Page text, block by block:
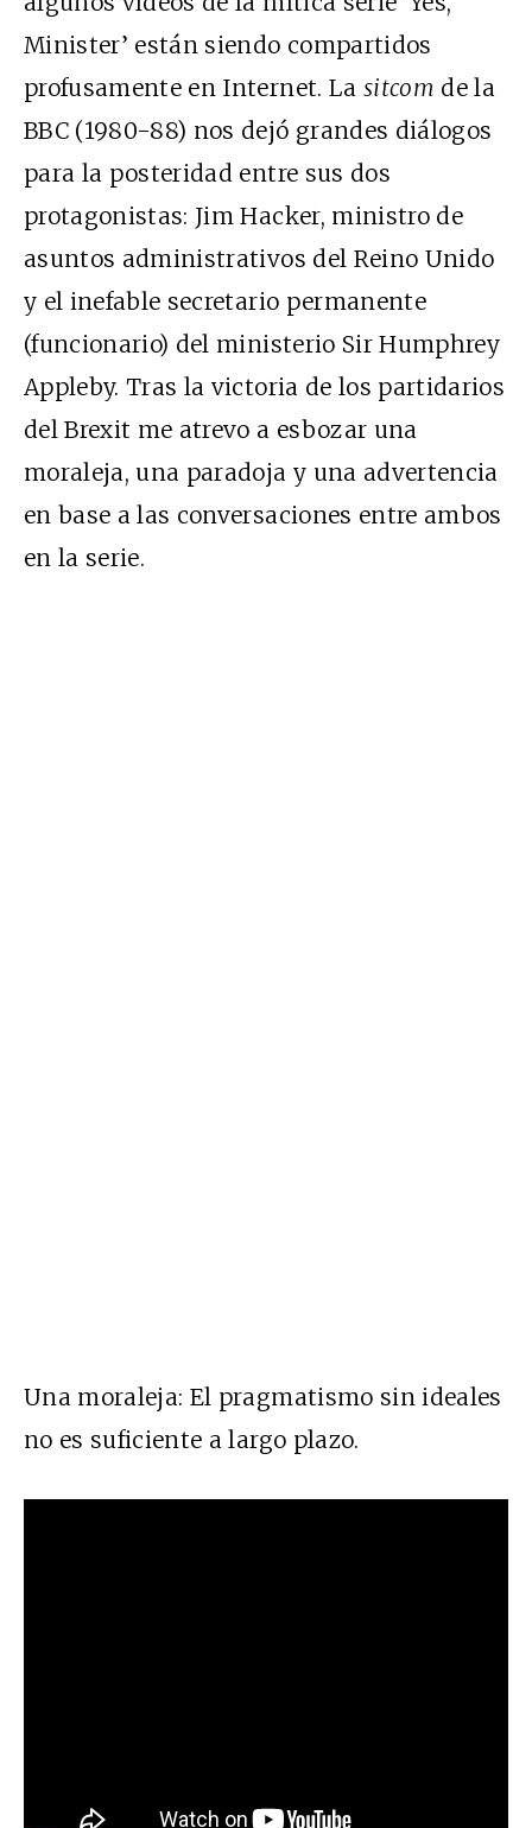
Minister’ están siendo compartidos
profusamente en Internet. La sitcom de la
BBC (1980-88) nos dejó grandes diálogos
para la posteridad entre sus dos
protagonistas: Jim Hacker, ministro de
asuntos administrativos del Reino Unido
y el inefable secretario permanente
(funcionario) del ministerio Sir Humphrey
Appleby. Tras la victoria de los partidarios
del Brexit me atrevo a esbozar una
moraleja, una paradoja y una advertencia
en base a las conversaciones entre ambos
en la serie.
Una moraleja: El pragmatismo sin ideales
no es suficiente a largo plazo.